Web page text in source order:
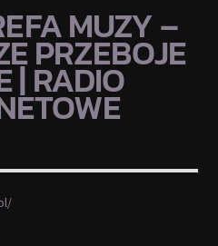
MUZY –
PRZEBOJE
| RADIO